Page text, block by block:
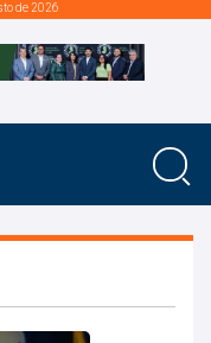
de 2026